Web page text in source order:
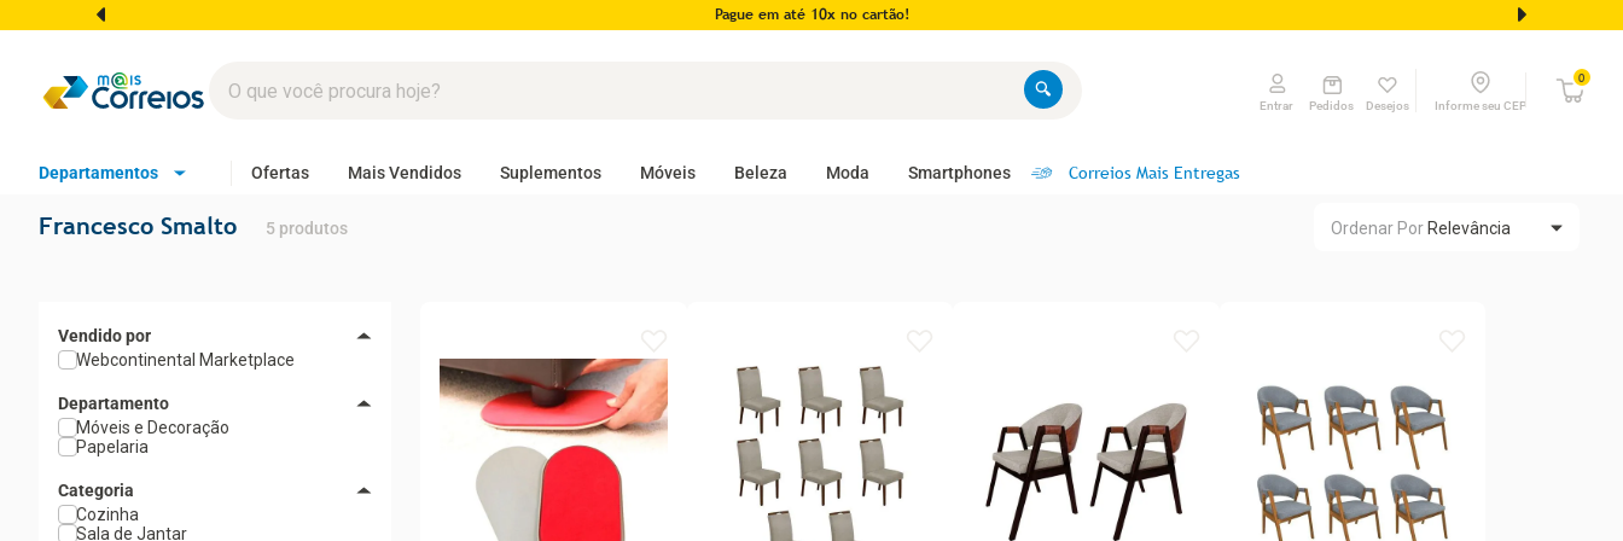
Pague em até 10x no cartão!
Entrar Pedidos Desejos Informe seu CEP
0
Departamentos Ofertas Mais Vendidos Suplementos Móveis Beleza Moda Smartphones Correios Mais Entregas
Francesco Smalto 5 produtos Ordenar Por Relevância
Webcontinental Marketplace
Departamento
Móveis e Decoração
Papelaria
Categoria
Cozinha
Sala de Jantar